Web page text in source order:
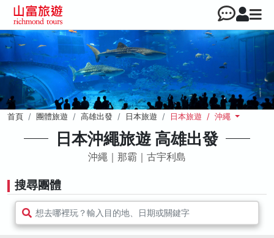
首頁 團體旅遊 高雄出發 日本旅遊 日本旅遊 / 沖繩
日本沖繩旅遊 高雄出發
沖繩｜那霸｜古宇利島
搜尋團體
想去哪裡玩？輸入目的地、日期或關鍵字